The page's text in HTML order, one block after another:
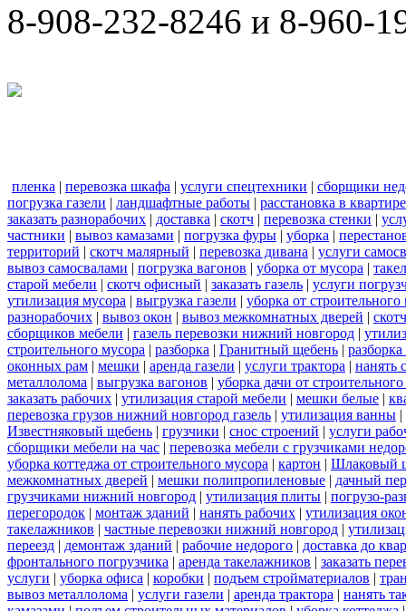
8-908-232-8246 и 8-960-
пленка | перевозка шкафа | услуги спецтехники | сборщики
погрузка газели | ландшафтные работы | расстановка в квартире
заказать разнорабочих | доставка | скотч | перевозка стенки |
частники | вывоз камазами | погрузка фуры | уборка |
территорий | скотч малярный | перевозка дивана | услуги
вывоз самосвалами | погрузка вагонов | уборка от мусора |
старой мебели | скотч офисный | заказать газель | услуги
утилизация мусора | выгрузка газели | уборка от строительного
разнорабочих | вывоз окон | вывоз межкомнатных дверей |
сборщиков мебели | газель перевозки нижний новгород |
строительного мусора | разборка | Гранитный щебень |
оконных рам | мешки | аренда газели | услуги трактора | нанять
металлолома | выгрузка вагонов | уборка дачи от
заказать рабочих | утилизация старой мебели | мешки белые |
перевозка грузов нижний новгород газель | утилизация ванны |
Известняковый щебень | грузчики | снос строений | услуги
сборщики мебели на час | перевозка мебели с грузчиками
уборка коттеджа от строительного мусора | картон | Шлаковый
межкомнатных дверей | мешки полипропиленовые | дачный
грузчиками нижний новгород | утилизация плиты | погрузо-
перегородок | монтаж зданий | нанять рабочих | утилизация
такелажников | частные перевозки нижний новгород |
переезд | демонтаж зданий | рабочие недорого | доставка до
фронтального погрузчика | аренда такелажников | заказать
услуги | уборка офиса | коробки | подъем стройматериалов |
вывоз металлолома | услуги газели | аренда трактора | нанять